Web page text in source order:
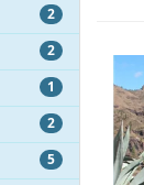
2
2
1
2
5